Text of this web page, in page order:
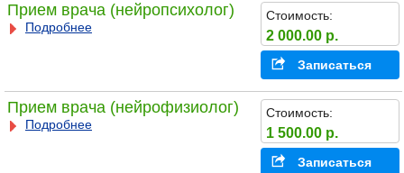
Прием врача (нейропсихолог)
Подробнее
Стоимость:
2 000.00 р.
Записаться
Прием врача (нейрофизиолог)
Подробнее
Стоимость:
1 500.00 р.
Записаться